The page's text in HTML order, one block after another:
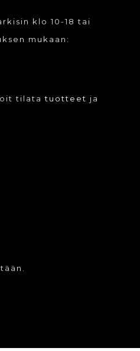
klo 10-18 tai
mukaan:
tilatatuotteet ja